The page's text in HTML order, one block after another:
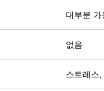
대부분 가
없음
스트레스,